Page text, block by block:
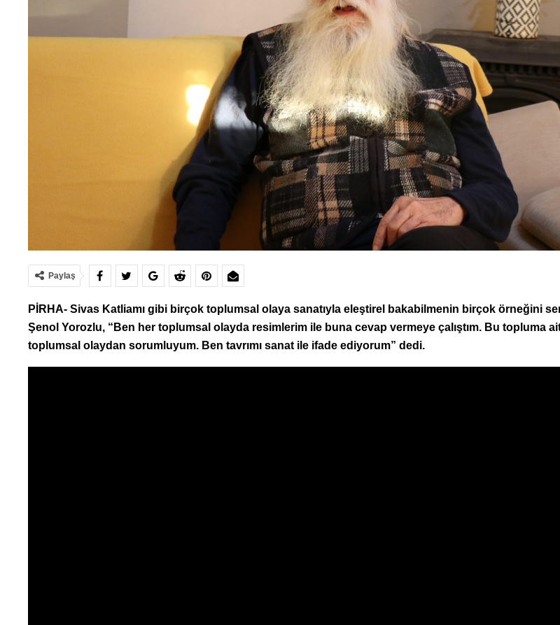
Paylaş
PİRHA- Sivas Katliamı gibi birçok toplumsal olaya sanatıyla eleştirel bakabilmenin birçok örneğini
Şenol Yorozlu, “Ben her toplumsal olayda resimlerim ile buna cevap vermeye çalıştım. Bu topluma
toplumsal olaydan sorumluyum. Ben tavrımı sanat ile ifade ediyorum” dedi.